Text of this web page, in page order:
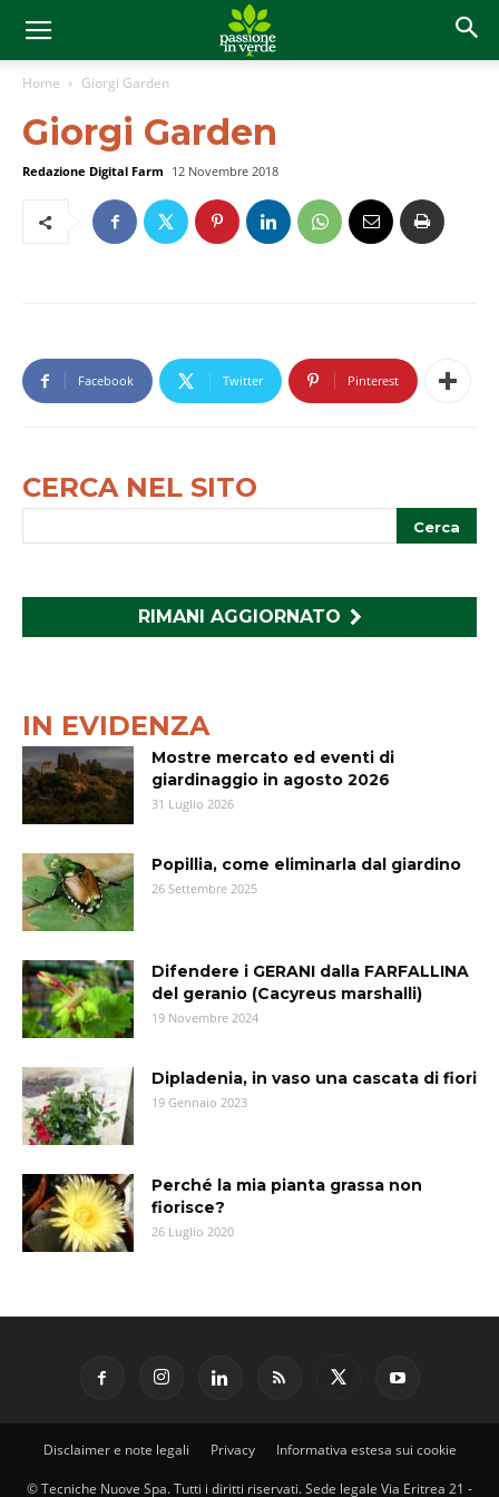
Home Giorgi Garden
Giorgi Garden
Redazione Digital Farm 12 Novembre 2018
Facebook Twitter Pinterest
CERCA NEL SITO
RIMANI AGGIORNATO
IN EVIDENZA
Mostre mercato ed eventi di
giardinaggio in agosto 2026
31 Luglio 2026
Popillia, come eliminarla dal giardino
26 Settembre 2025
Difendere i GERANI dalla FARFALLINA
del geranio (Cacyreus marshalli)
19 Novembre 2024
Dipladenia, in vaso una cascata di fiori
19 Gennaio 2023
Perché la mia pianta grassa non
fiorisce?
26 Luglio 2020
Disclaimer e note legali Privacy Informativa estesa sui cookie
© Tecniche Nuove Spa. Tutti i diritti riservati. Sede legale Via Eritrea 21 -